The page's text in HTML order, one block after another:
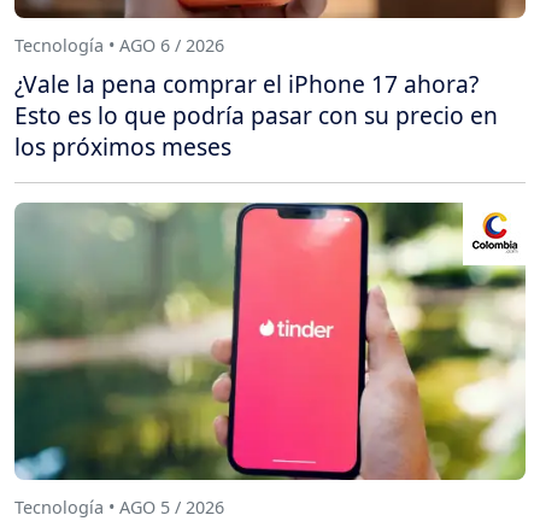
Tecnología • AGO 6 / 2026
¿Vale la pena comprar el iPhone 17 ahora?
Esto es lo que podría pasar con su precio en
los próximos meses
Tecnología • AGO 5 / 2026